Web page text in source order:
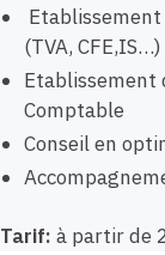
(TVA, CFE,IS…)
Etablissement
Comptable
Conseil en
Tarif: à partir de